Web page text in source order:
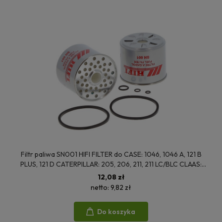
Filtr paliwa SN001 HIFI FILTER do CASE: 1046, 1046 A, 121 B
PLUS, 121 D CATERPILLAR: 205, 206, 211, 211 LC/BLC CLAAS:
COMMANDOR 112 CS, DOMINATOR 106, DOMINATOR 108 S,
DOMINATOR 112 CS
12,08 zł
netto: 9,82 zł
Do koszyka